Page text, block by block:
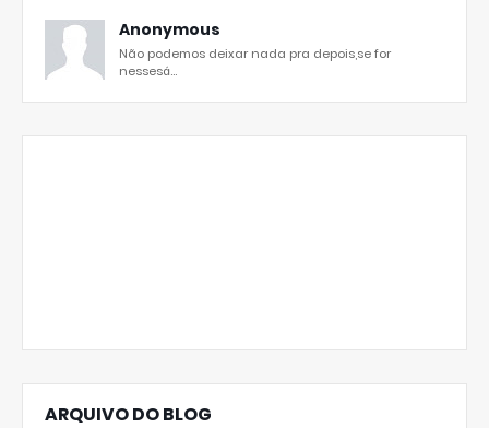
Anonymous
Não podemos deixar nada pra depois,se for
nessesá...
ARQUIVO DO BLOG